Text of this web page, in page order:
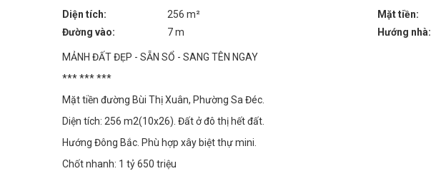
Diện tích: 256 m² Mặt tiền:
Đường vào:
7 m Hướng nhà:
MẢNH ĐẤT ĐẸP - SẴN SỔ - SANG TÊN NGAY
*** *** ***
Mặt tiền đường Bùi Thị Xuân, Phường Sa Đéc.
Diện tích: 256 m2(10x26). Đất ở đô thị hết đất.
Hướng Đông Bắc. Phù hợp xây biệt thự mini.
Chốt nhanh: 1 tỷ 650 triệu